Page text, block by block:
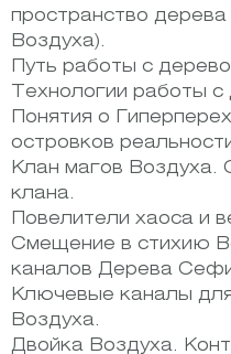
пространство дерева
Воздуха).
Путь работы с
Технологии работы с
Понятия о
островков
Клан магов Воздуха.
клана.
Повелители хаоса и
Смещение в стихию
каналов Дерева
Ключевые каналы
Воздуха.
Двойка Воздуха.